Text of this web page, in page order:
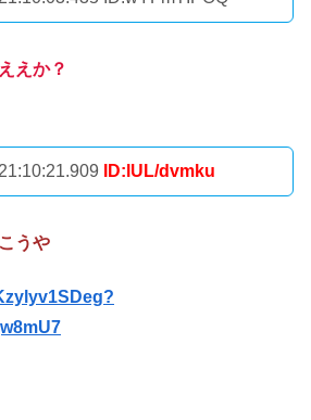
えか？
ID:lUL/dvmku
うや